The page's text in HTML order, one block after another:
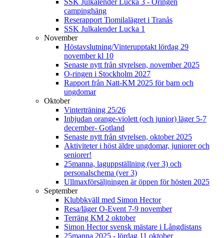
SSK Julkalender Lucka 3 - Oringen
campinghäng
Reserapport Tiomilalägret i Tranås
SSK Julkalender Lucka 1
November
Höstavslutning/Vinterupptakt lördag 29
november kl 10
Senaste nytt från styrelsen, november 2025
O-ringen i Stockholm 2027
Rapport från Natt-KM 2025 för barn och
ungdomar
Oktober
Vinterträning 25/26
Inbjudan orange-violett (och junior) läger 5-7
december- Gotland
Senaste nytt från styrelsen, oktober 2025
Aktiviteter i höst äldre ungdomar, juniorer och
seniorer!
25manna, laguppställning (ver 3) och
personalschema (ver 3)
Ullmaxförsäljningen är öppen för hösten 2025
September
Klubbkväll med Simon Hector
Resa/läger O-Event 7-9 november
Terräng KM 2 oktober
Simon Hector svensk mästare i Långdistans
25manna 2025 - lördag 11 oktober